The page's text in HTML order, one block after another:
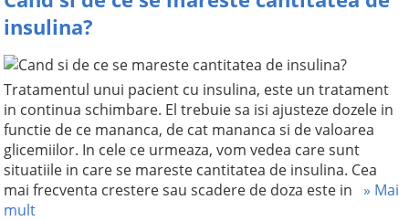
insulina?
Tratamentul unui pacient cu insulina, este un tratament
in continua schimbare. El trebuie sa isi ajusteze dozele in
functie de ce mananca, de cat mananca si de valoarea
glicemiilor. In cele ce urmeaza, vom vedea care sunt
situatiile in care se mareste cantitatea de insulina. Cea
mai frecventa crestere sau scadere de doza este in » Mai
mult